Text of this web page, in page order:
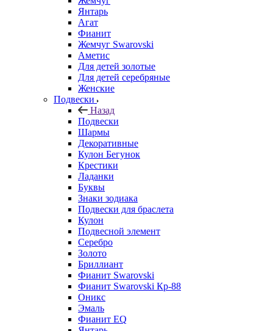
Янтарь
Агат
Фианит
Жемчуг Swarovski
Аметис
Для детей золотые
Для детей серебряные
Женские
Подвески
Назад
Подвески
Шармы
Декоративные
Кулон Бегунок
Крестики
Ладанки
Буквы
Знаки зодиака
Подвески для браслета
Кулон
Подвесной элемент
Серебро
Золото
Бриллиант
Фианит Swarovski
Фианит Swarovski Кр-88
Оникс
Эмаль
Фианит EQ